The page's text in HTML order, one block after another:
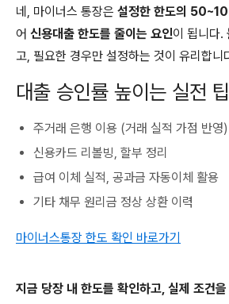
네, 마이너스 통장은 설정한 한도의
어 신용대출 한도를 줄이는 요인이 됩니다.
고, 필요한 경우만 설정하는 것이 유리합니
대출 승인률 높이는 실전 팁
주거래 은행 이용 (거래 실적 가점 반영)
신용카드 리볼빙, 할부 정리
급여 이체 실적, 공과금 자동이체 활용
기타 채무 원리금 정상 상환 이력
마이너스통장 한도 확인 바로가기
지금 당장 내 한도를 확인하고, 실제 조건